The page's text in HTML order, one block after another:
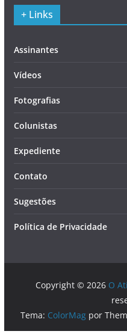
+ Links
Assinantes
Vídeos
Fotografias
Colunistas
Expediente
Contato
Sugestões
Política de Privacidade
Copyright © 2026 O
Tema: ColorMagpor